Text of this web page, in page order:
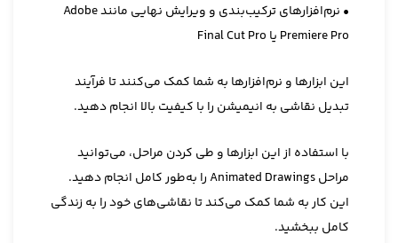
• نرم‌افزارهای ترکیب‌بندی و ویرایش نهایی مانند Adobe
Premiere Pro یا Final Cut Pro
این ابزارها و نرم‌افزارها به شما کمک می‌کنند تا فرآیند
تبدیل نقاشی به انیمیشن را با کیفیت بالا انجام دهید.
با استفاده از این ابزارها و طی کردن مراحل، می‌توانید
مراحل Animated Drawings را به‌طور کامل انجام دهید.
این کار به شما کمک می‌کند تا نقاشی‌های خود را به زندگی
کامل ببخشید.